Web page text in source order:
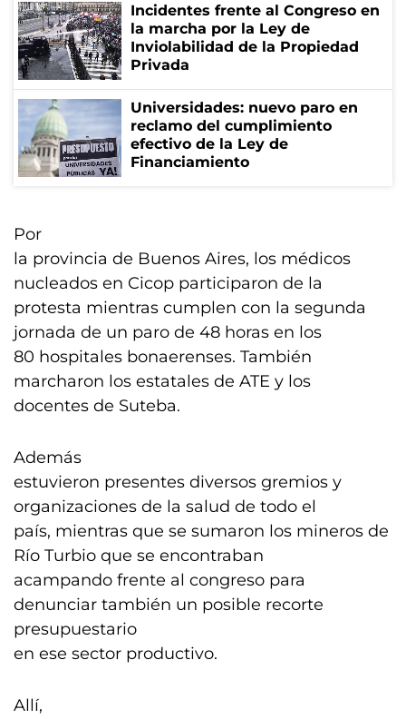
Incidentes frente al Congreso en
la marcha por la Ley de
Inviolabilidad de la Propiedad
Privada
Universidades: nuevo paro en
reclamo del cumplimiento
efectivo de la Ley de
Financiamiento
Por
la provincia de Buenos Aires, los médicos
nucleados en Cicop participaron de la
protesta mientras cumplen con la segunda
jornada de un paro de 48 horas en los
80 hospitales bonaerenses. También
marcharon los estatales de ATE y los
docentes de Suteba.
Además
estuvieron presentes diversos gremios y
organizaciones de la salud de todo el
país, mientras que se sumaron los mineros de
Río Turbio que se encontraban
acampando frente al congreso para
denunciar también un posible recorte
presupuestario
en ese sector productivo.
Allí,